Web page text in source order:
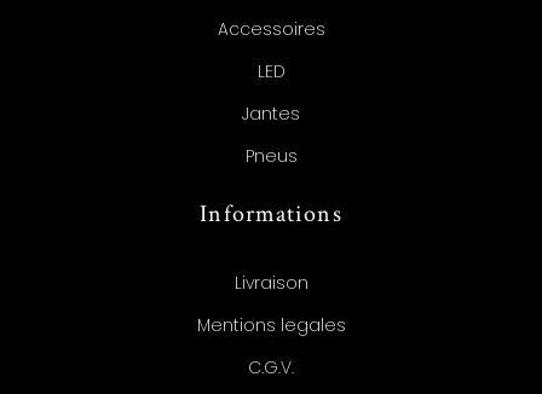
Accessoires
LED
Jantes
Pneus
Informations
Livraison
Mentions legales
C.G.V.